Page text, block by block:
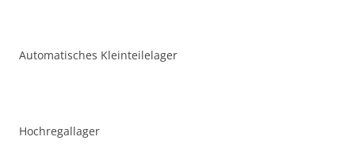
Automatisches Kleinteilelager
Hochregallager